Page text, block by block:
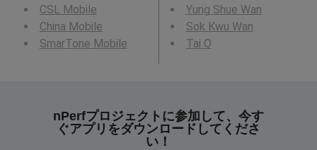
CSL Mobile
China Mobile
SmarTone Mobile
Yung Shue Wan
Sok Kwu Wan
Tai O
nPerfプロジェクトに参加して、今す
ぐアプリをダウンロードしてくださ
い！